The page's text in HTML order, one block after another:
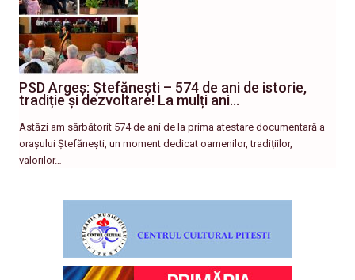
PSD Argeș: Ștefănești – 574 de ani de istorie,
tradiție și dezvoltare! La mulți ani…
Astăzi am sărbătorit 574 de ani de la prima atestare documentară a
orașului Ștefănești, un moment dedicat oamenilor, tradițiilor,
valorilor…